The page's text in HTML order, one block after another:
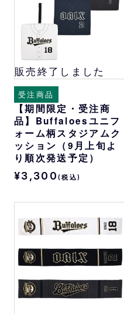
販売終了しました
受注商品
【期間限定・受注商
品】Buffaloesユニフ
ォーム柄スタジアムク
ッション（9月上旬よ
り順次発送予定）
¥3,300 (税込)